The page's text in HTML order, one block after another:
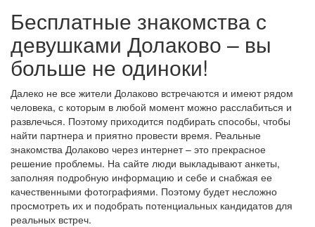
Бесплатные знакомства с
девушками Долаково – вы
больше не одиноки!
Далеко не все жители Долаково встречаются и имеют рядом
человека, с которым в любой момент можно расслабиться и
развлечься. Поэтому приходится подбирать способы, чтобы
найти партнера и приятно провести время. Реальные
знакомства Долаково через интернет – это прекрасное
решение проблемы. На сайте люди выкладывают анкеты,
заполняя подробную информацию и себе и снабжая ее
качественными фотографиями. Поэтому будет несложно
просмотреть их и подобрать потенциальных кандидатов для
реальных встреч.